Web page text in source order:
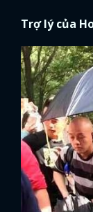
Trợ lý của